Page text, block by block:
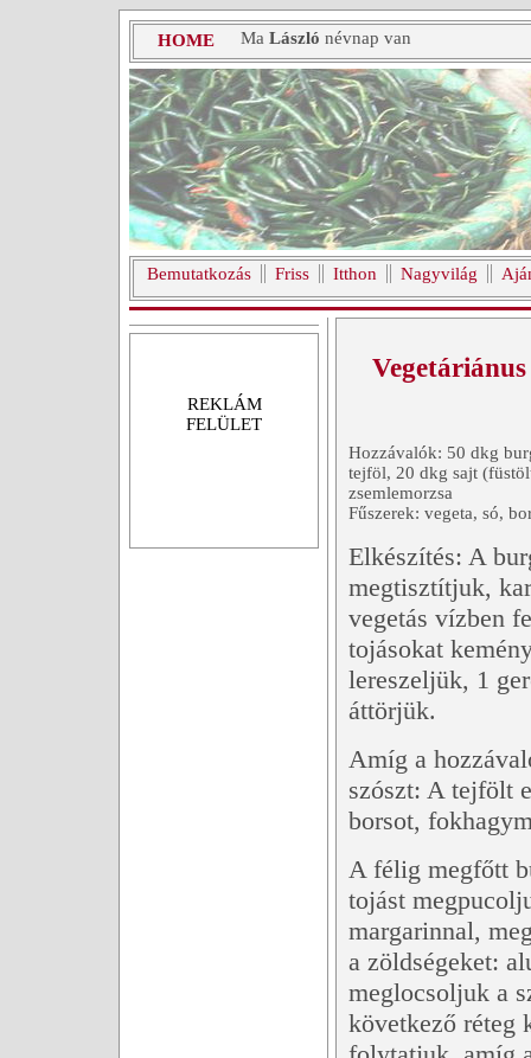
HOME Ma László névnap van
Bemutatkozás Friss Itthon Nagyvilág
REKLÁM
FELÜLET
Hozzávalók: 50 dkg
tejföl, 20 dkg sajt
zsemlemorzsa
Fűszerek: vegeta, só,
Elkészítés: A
megtisztítjuk,
vegetás vízben
tojásokat
lereszeljük, 1
áttörjük.
Amíg a
szószt: A tejfölt
borsot,
A félig megfőtt
tojást
margarinnal,
a zöldségeket:
meglocsoljuk a
következő réteg